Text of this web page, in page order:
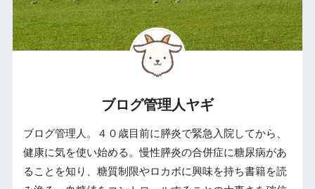
ブログ管理人ヤギ
ブログ管理人。４０歳目前に膵炎で緊急入院してから、
健康に気を使い始める。慢性膵炎の合併症に糖尿病があ
ることを知り、糖質制限やロカボに興味を持ち書籍を読